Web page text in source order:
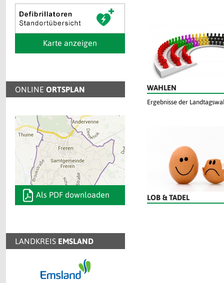
Karte anzeigen
ONLINE ORTSPLAN
Als PDF downloaden
LANDKREIS EMSLAND
WAHLEN
Ergebnisse der
LOB & TADEL